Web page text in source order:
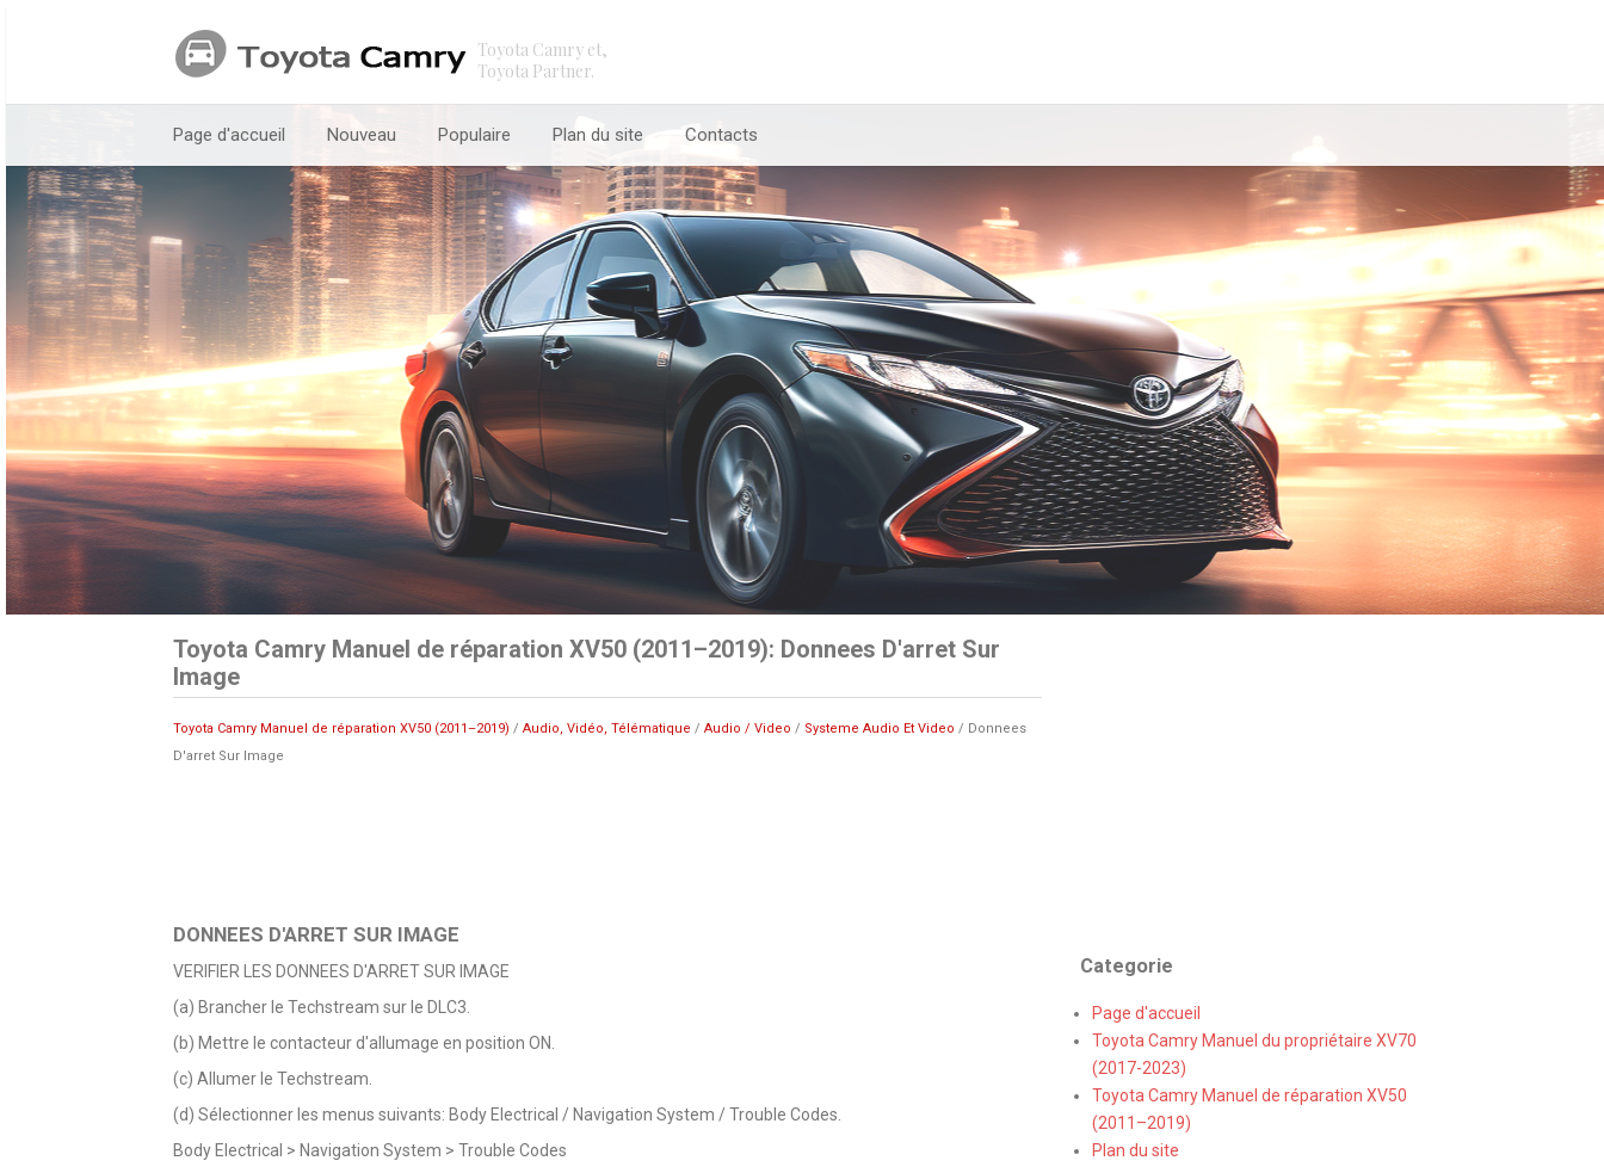
Toyota Camry et,
Toyota Partner.
Page d'accueil Nouveau Populaire Plan du site Contacts
Toyota Camry Manuel de réparation XV50 (2011–2019): Donnees D'arret Sur
Image
Toyota Camry Manuel de réparation XV50 (2011–2019) / Audio, Vidéo, Télématique / Audio / Video / Systeme Audio Et Video / Donnees
D'arret Sur Image
DONNEES D'ARRET SUR IMAGE
VERIFIER LES DONNEES D'ARRET SUR IMAGE
(a) Brancher le Techstream sur le DLC3.
(b) Mettre le contacteur d'allumage en position ON.
(c) Allumer le Techstream.
(d) Sélectionner les menus suivants: Body Electrical / Navigation System / Trouble Codes.
Body Electrical > Navigation System > Trouble Codes
Categorie
Page d'accueil
Toyota Camry Manuel du propriétaire XV70
(2017-2023)
Toyota Camry Manuel de réparation XV50
(2011–2019)
Plan du site